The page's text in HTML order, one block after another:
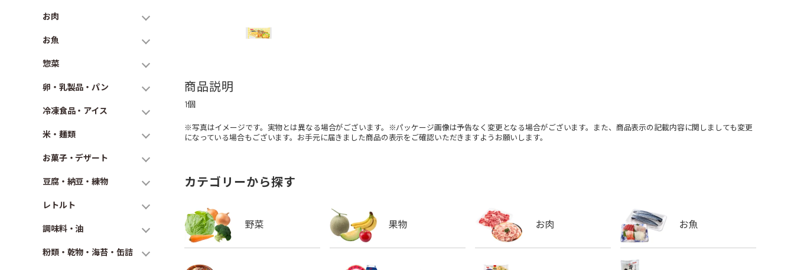
お肉
お魚
惣菜
卵・乳製品・パン
冷凍食品・アイス
米・麺類
お菓子・デザート
豆腐・納豆・練物
レトルト
調味料・油
粉類・乾物・海苔・缶詰
商品説明
1個
※写真はイメージです。実物とは異なる場合がございます。※パッケージ画像は予告なく変更となる場合がございます。また、商品表示の記載内容に関しましても変更
になっている場合もございます。お手元に届きました商品の表示をご確認いただきますようお願いします。
カテゴリーから探す